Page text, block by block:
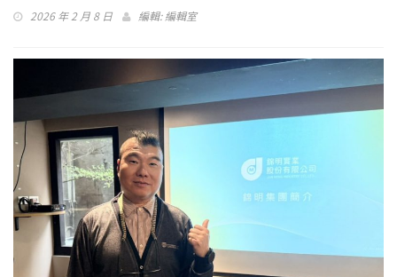
2026 年 2 月 8 日 編輯:編輯室